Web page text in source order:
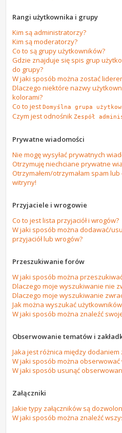
Rangi użytkownika i grupy
Kim są administratorzy?
Kim są moderatorzy?
Co to są grupy użytkowników?
Gdzie znajduje się spis grup
do grupy?
W jaki sposób można zostać
Dlaczego niektóre nazwy
kolorami?
Co to jestDomyślna grupa
Czym jest odnośnikZespół
Prywatne wiadomości
Nie mogę wysyłać prywatnych
Otrzymuję niechciane prywatne
Otrzymałem/otrzymałam spam
witryny!
Przyjaciele i wrogowie
Co to jest lista przyjaciół i wrogów?
W jaki sposób można dodawać/
przyjaciół lub wrogów?
Przeszukiwanie forów
W jaki sposób można
Dlaczego moje wyszukiwanie nie
Dlaczego moje wyszukiwanie
Jak można wyszukać
W jaki sposób można znaleźć
Obserwowanie tematów i
Jaka jest różnica między
W jaki sposób można
W jaki sposób usunąć
Załączniki
Jakie typy załączników są
W jaki sposób można znaleźć